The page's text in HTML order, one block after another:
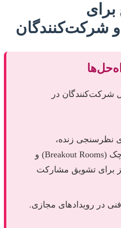
و شرکت‌کنندگان
شرکت‌کنندگان در
نظرسنجی زنده،
اتاق‌های گفتگو کوچک (Breakout Rooms) و
برای تشویق مشارکت
در رویدادهای مجازی.